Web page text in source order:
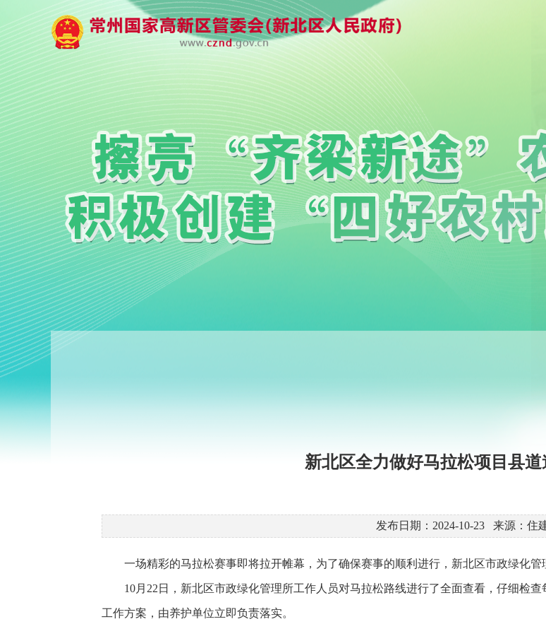
新北区全力做好马拉松项目县
发布日期：2024-10-23 来源：住
一场精彩的马拉松赛事即将拉开帷幕，为了确保赛事的顺利进行，新北区市政绿化
10月22日， 新北区市政绿化管理所工作人员对马拉松路线进行了全面查看，仔细检
工作方案，由养护单位立即负责落实。